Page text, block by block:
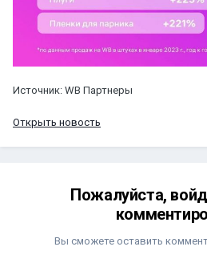
Источник: WB Партнеры
Открыть новость
Пожалуйста,
Вы сможете оставить